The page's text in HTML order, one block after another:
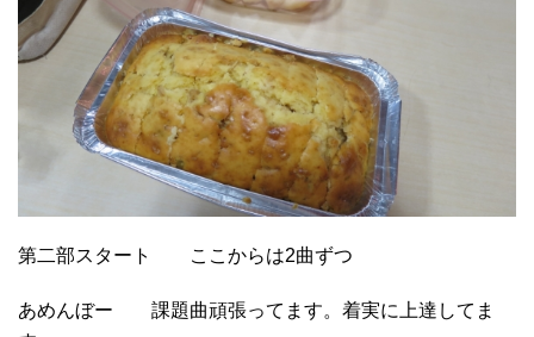
第二部スタート ここからは2曲ずつ
あめんぼー 課題曲頑張ってます。着実に上達してま